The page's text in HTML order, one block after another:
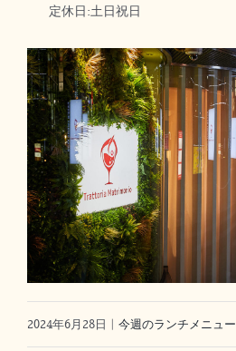
定休日:土日祝日
2024年6月28日 | 今週のランチメニュー